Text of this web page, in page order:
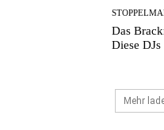
Das
Diese
Mehr